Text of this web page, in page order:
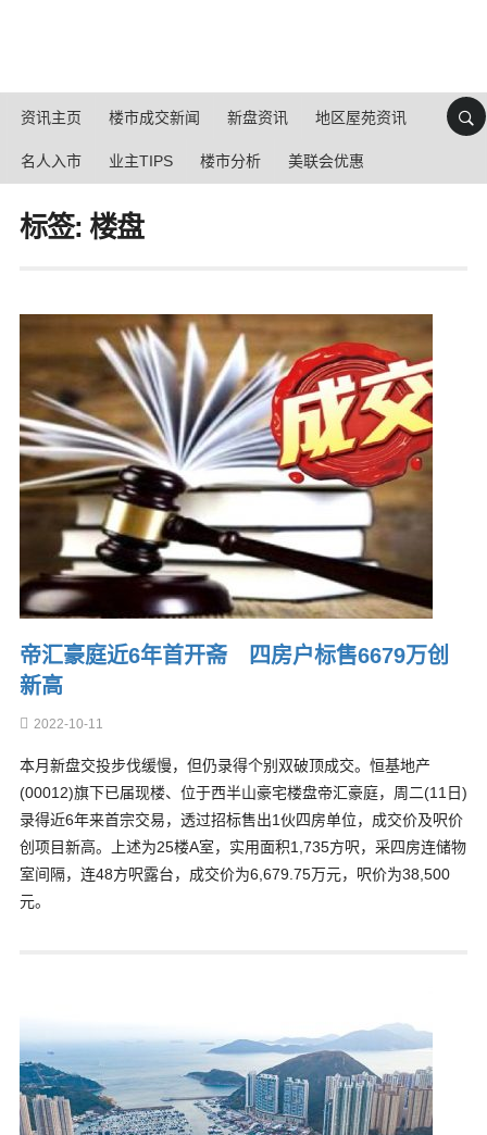
资讯主页 楼市成交新闻 新盘资讯 地区屋苑资讯
名人入市 业主TIPS 楼市分析 美联会优惠
标签: 楼盘
帝汇豪庭近6年首开斋 四房户标售6679万创
新高
2022-10-11
本月新盘交投步伐缓慢，但仍录得个别双破顶成交。恒基地产
(00012)旗下已届现楼、位于西半山豪宅楼盘帝汇豪庭，周二(11日)
录得近6年来首宗交易，透过招标售出1伙四房单位，成交价及呎价
创项目新高。上述为25楼A室，实用面积1,735方呎，采四房连储物
室间隔，连48方呎露台，成交价为6,679.75万元，呎价为38,500
元。